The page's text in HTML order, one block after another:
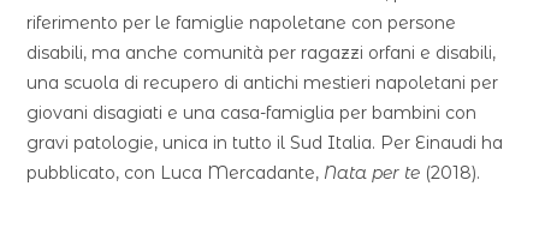
riferimento per le famiglie napoletane con persone
disabili, ma anche comunità per ragazzi orfani e disabili,
una scuola di recupero di antichi mestieri napoletani per
giovani disagiati e una casa-famiglia per bambini con
gravi patologie, unica in tutto il Sud Italia. Per Einaudi ha
pubblicato, con Luca Mercadante, Nata per te (2018).